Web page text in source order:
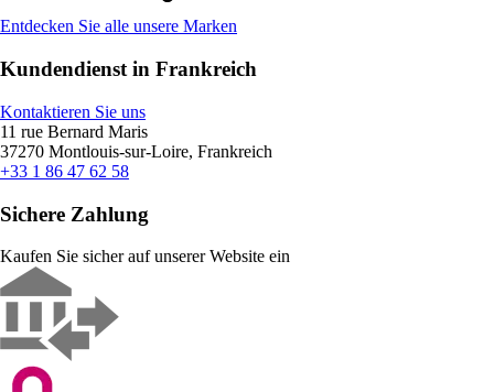
Entdecken Sie alle unsere Marken
Kundendienst in Frankreich
Kontaktieren Sie uns
11 rue Bernard Maris
37270 Montlouis-sur-Loire, Frankreich
+33 1 86 47 62 58
Sichere Zahlung
Kaufen Sie sicher auf unserer Website ein